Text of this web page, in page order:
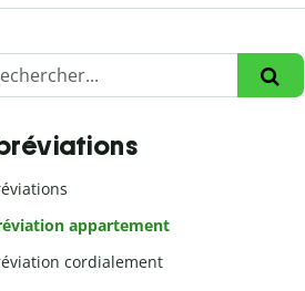
appartement
cordialement